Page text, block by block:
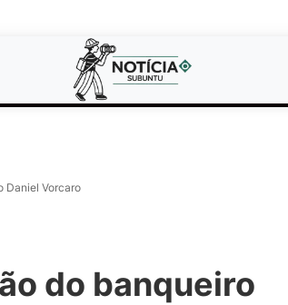
Daniel Vorcaro
do banqueiro